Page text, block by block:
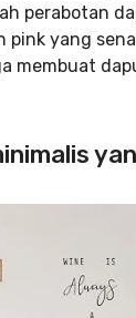
perabotan
pink yang
membuat